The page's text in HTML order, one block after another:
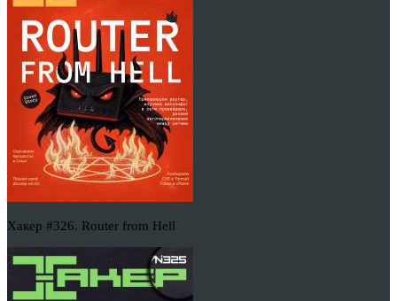
Хакер #326. Router from Hell